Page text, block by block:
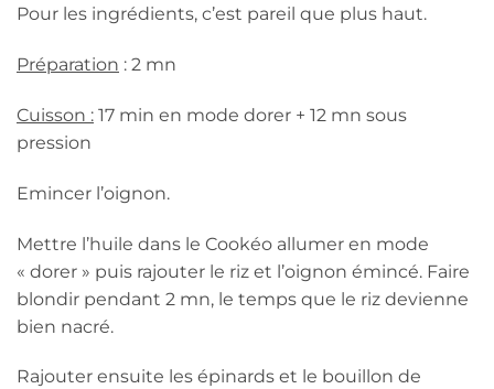
Pour les ingrédients, c’est pareil que plus haut.
Préparation : 2 mn
Cuisson : 17 min en mode dorer + 12 mn sous
pression
Emincer l’oignon.
Mettre l’huile dans le Cookéo allumer en mode
« dorer » puis rajouter le riz et l’oignon émincé. Faire
blondir pendant 2 mn, le temps que le riz devienne
bien nacré.
Rajouter ensuite les épinards et le bouillon de